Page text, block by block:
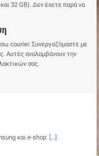
32 GB). Δεν έχετε παρά να
courier. Συνεργαζόμαστε με
Αυτές αναλαμβάνουν την
σας.
και e-shop [...]